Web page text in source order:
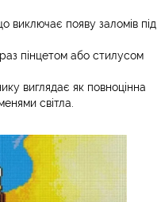
виключає появу заломів під
пінцетом або стилусом
виглядає як повноцінна
світла.